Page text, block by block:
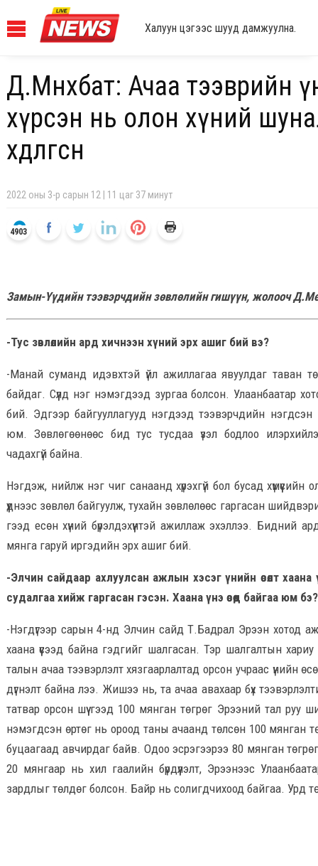
Халуун цэгээс шууд дамжуулна.
Д.Мөнхбат: Ачаа тээврийн
хүрсэн нь олон хүний
хөдөлгөсөн
2022 оны 3-р сарын 12 | 11 цаг 37 минут
4903
Замын-Үүдийн тээвэрчдийн зөвлөлийн гишүүн, жолооч
-Тус зөвлөлийн ард хичнээн хүний эрх ашиг бий вэ?
-Манай суманд идэвхтэй үйл ажиллагаа явуулдаг таван
байдаг. Сүүлд нэг нэмэгдээд зургаа болсон. Улаанбаатар
бий. Эдгээр байгууллагууд нэгдээд тээвэрчдийн нэгдсэн
юм. Зөвлөгөөнөөс бид тус тусдаа үзэл бодлоо
чадахгүй байна.
Нэгдэж, нийлж нэг чиг санаанд хүрэхгүй бол бусад хүмүүсийн
үүднээс зөвлөл байгуулж, тухайн зөвлөлөөс гаргасан
гээд есөн хүний бүрэлдэхүүнтэй ажиллаж эхэллээ. Бидний
мянга гаруй иргэдийн эрх ашиг бий.
-Элчин сайдаар ахлуулсан ажлын хэсэг үнийн өсөлт хаана
судалгаа хийж гаргасан гэсэн. Хаана үнэ өсөөд байгаа юм бэ?
-Нэгдүгээр сарын 4-нд Элчин сайд Т.Бадрал Эрээн хотод
хаана үүсээд байна гэдгийг шалгасан. Тэр шалгалтын
талын ачаа тээвэрлэлт хязгаарлалтад орсон учраас үнийн
дүгнэлт байна лээ. Жишээ нь, та ачаа авахаар бүх
татвар орсон шүү гээд 100 мянган төгрөг Эрээний тал руу
нэмэгдсэн өртөг нь ороод таны ачаанд төлсөн 100 мянган
буцаагаад авчирдаг байв. Одоо эсрэгээрээ 80 мянган
20 мянгаар нь хил гаалийн бүрдүүлэлт, Эрээнээс
зардлыг төлдөг болсон. Байр нь солигдчихоод байгаа. Урд